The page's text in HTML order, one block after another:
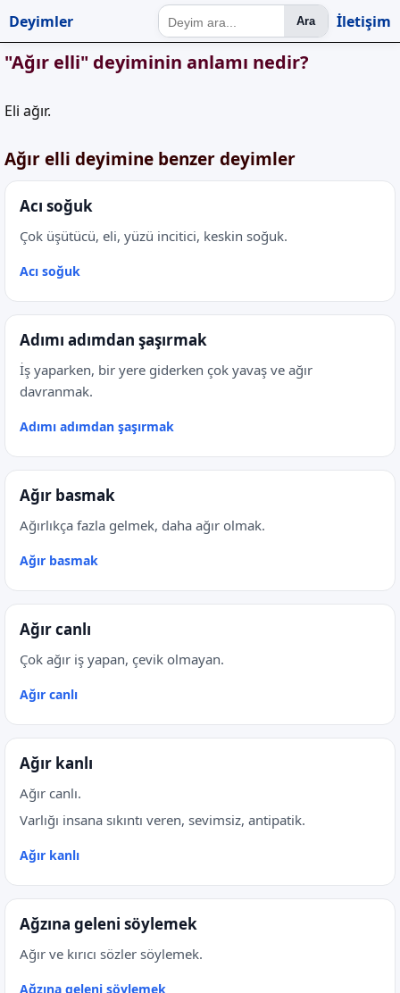
Deyimler Ara İletişim
"Ağır elli" deyiminin anlamı nedir?
Eli ağır.
Ağır elli deyimine benzer deyimler
Acı soğuk
Çok üşütücü, eli, yüzü incitici, keskin soğuk.
Acı soğuk
Adımı adımdan şaşırmak
İş yaparken, bir yere giderken çok yavaş ve ağır
davranmak.
Adımı adımdan şaşırmak
Ağır basmak
Ağırlıkça fazla gelmek, daha ağır olmak.
Ağır basmak
Ağır canlı
Çok ağır iş yapan, çevik olmayan.
Ağır canlı
Ağır kanlı
Ağır canlı.
Varlığı insana sıkıntı veren, sevimsiz, antipatik.
Ağır kanlı
Ağzına geleni söylemek
Ağır ve kırıcı sözler söylemek.
Ağzına geleni söylemek